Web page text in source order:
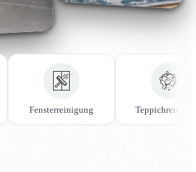
Fensterreinigung